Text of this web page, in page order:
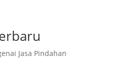
Jasa Pindahan